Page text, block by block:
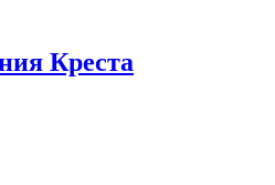
Креста